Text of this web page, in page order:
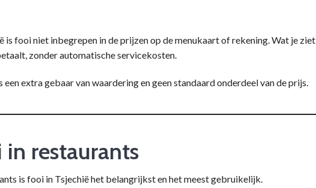
is fooi niet inbegrepen in de prijzen op de menukaart of rekening. Wat je ziet
zonder automatische servicekosten.
een extra gebaar van waardering en geen standaard onderdeel van de prijs.
in restaurants
is fooi in Tsjechië het belangrijkst en het meest gebruikelijk.